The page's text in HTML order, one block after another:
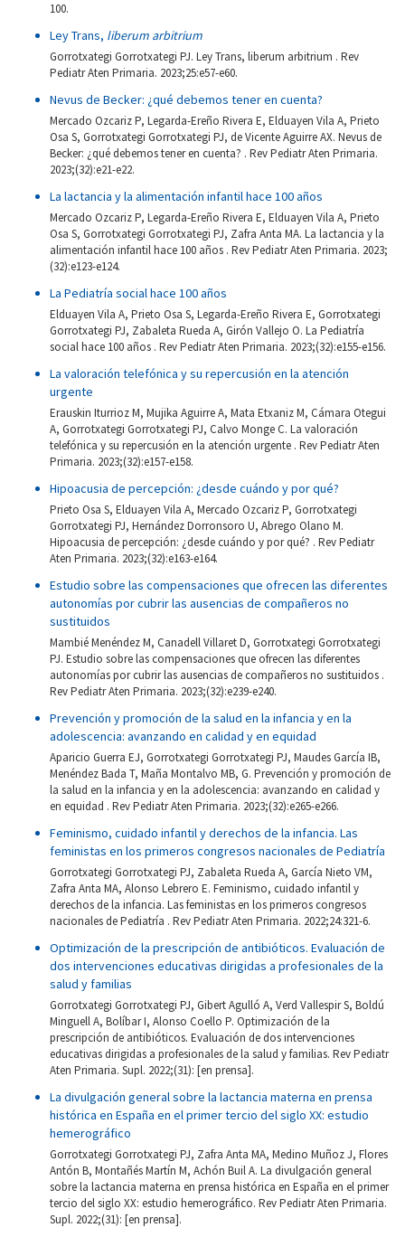
100.
Ley Trans, liberum arbitrium
Gorrotxategi Gorrotxategi PJ. Ley Trans, liberum arbitrium . Rev
Pediatr Aten Primaria. 2023;25:e57-e60.
Nevus de Becker: ¿qué debemos tener en cuenta?
Mercado Ozcariz P, Legarda-Ereño Rivera E, Elduayen Vila A, Prieto
Osa S, Gorrotxategi Gorrotxategi PJ, de Vicente Aguirre AX. Nevus de
Becker: ¿qué debemos tener en cuenta? . Rev Pediatr Aten Primaria.
2023;(32):e21-e22.
La lactancia y la alimentación infantil hace 100 años
Mercado Ozcariz P, Legarda-Ereño Rivera E, Elduayen Vila A, Prieto
Osa S, Gorrotxategi Gorrotxategi PJ, Zafra Anta MA. La lactancia y la
alimentación infantil hace 100 años . Rev Pediatr Aten Primaria. 2023;
(32):e123-e124.
La Pediatría social hace 100 años
Elduayen Vila A, Prieto Osa S, Legarda-Ereño Rivera E, Gorrotxategi
Gorrotxategi PJ, Zabaleta Rueda A, Girón Vallejo O. La Pediatría
social hace 100 años . Rev Pediatr Aten Primaria. 2023;(32):e155-e156.
La valoración telefónica y su repercusión en la atención
urgente
Erauskin Iturrioz M, Mujika Aguirre A, Mata Etxaniz M, Cámara Otegui
A, Gorrotxategi Gorrotxategi PJ, Calvo Monge C. La valoración
telefónica y su repercusión en la atención urgente . Rev Pediatr Aten
Primaria. 2023;(32):e157-e158.
Hipoacusia de percepción: ¿desde cuándo y por qué?
Prieto Osa S, Elduayen Vila A, Mercado Ozcariz P, Gorrotxategi
Gorrotxategi PJ, Hernández Dorronsoro U, Abrego Olano M.
Hipoacusia de percepción: ¿desde cuándo y por qué? . Rev Pediatr
Aten Primaria. 2023;(32):e163-e164.
Estudio sobre las compensaciones que ofrecen las diferentes
autonomías por cubrir las ausencias de compañeros no
sustituidos
Mambié Menéndez M, Canadell Villaret D, Gorrotxategi Gorrotxategi
PJ. Estudio sobre las compensaciones que ofrecen las diferentes
autonomías por cubrir las ausencias de compañeros no sustituidos .
Rev Pediatr Aten Primaria. 2023;(32):e239-e240.
Prevención y promoción de la salud en la infancia y en la
adolescencia: avanzando en calidad y en equidad
Aparicio Guerra EJ, Gorrotxategi Gorrotxategi PJ, Maudes García IB,
Menéndez Bada T, Maña Montalvo MB, G. Prevención y promoción de
la salud en la infancia y en la adolescencia: avanzando en calidad y
en equidad . Rev Pediatr Aten Primaria. 2023;(32):e265-e266.
Feminismo, cuidado infantil y derechos de la infancia. Las
feministas en los primeros congresos nacionales de Pediatría
Gorrotxategi Gorrotxategi PJ, Zabaleta Rueda A, García Nieto VM,
Zafra Anta MA, Alonso Lebrero E. Feminismo, cuidado infantil y
derechos de la infancia. Las feministas en los primeros congresos
nacionales de Pediatría . Rev Pediatr Aten Primaria. 2022;24:321-6.
Optimización de la prescripción de antibióticos. Evaluación de
dos intervenciones educativas dirigidas a profesionales de la
salud y familias
Gorrotxategi Gorrotxategi PJ, Gibert Agulló A, Verd Vallespir S, Boldú
Minguell A, Bolíbar I, Alonso Coello P. Optimización de la
prescripción de antibióticos. Evaluación de dos intervenciones
educativas dirigidas a profesionales de la salud y familias. Rev Pediatr
Aten Primaria. Supl. 2022;(31): [en prensa].
La divulgación general sobre la lactancia materna en prensa
histórica en España en el primer tercio del siglo XX: estudio
hemerográfico
Gorrotxategi Gorrotxategi PJ, Zafra Anta MA, Medino Muñoz J, Flores
Antón B, Montañés Martín M, Achón Buil A. La divulgación general
sobre la lactancia materna en prensa histórica en España en el primer
tercio del siglo XX: estudio hemerográfico. Rev Pediatr Aten Primaria.
Supl. 2022;(31): [en prensa].